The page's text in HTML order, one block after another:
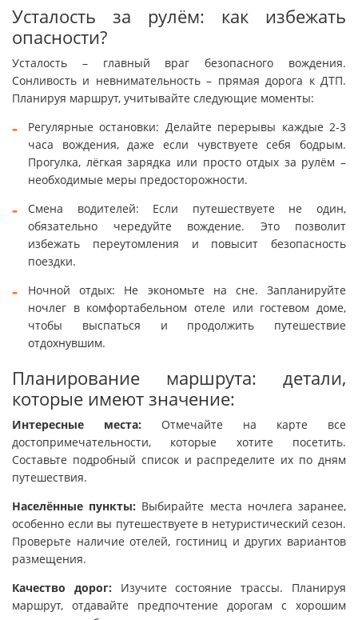
Усталость за рулём: как избежать
опасности?
Усталость – главный враг безопасного вождения.
Сонливость и невнимательность – прямая дорога к ДТП.
Планируя маршрут, учитывайте следующие моменты:
Регулярные остановки: Делайте перерывы каждые 2-3
часа вождения, даже если чувствуете себя бодрым.
Прогулка, лёгкая зарядка или просто отдых за рулём –
необходимые меры предосторожности.
Смена водителей: Если путешествуете не один,
обязательно чередуйте вождение. Это позволит
избежать переутомления и повысит безопасность
поездки.
Ночной отдых: Не экономьте на сне. Запланируйте
ночлег в комфортабельном отеле или гостевом доме,
чтобы выспаться и продолжить путешествие
отдохнувшим.
Планирование маршрута: детали,
которые имеют значение:
Интересные места: Отмечайте на карте все
достопримечательности, которые хотите посетить.
Составьте подробный список и распределите их по дням
путешествия.
Населённые пункты: Выбирайте места ночлега заранее,
особенно если вы путешествуете в нетуристический сезон.
Проверьте наличие отелей, гостиниц и других вариантов
размещения.
Качество дорог: Изучите состояние трассы. Планируя
маршрут, отдавайте предпочтение дорогам с хорошим